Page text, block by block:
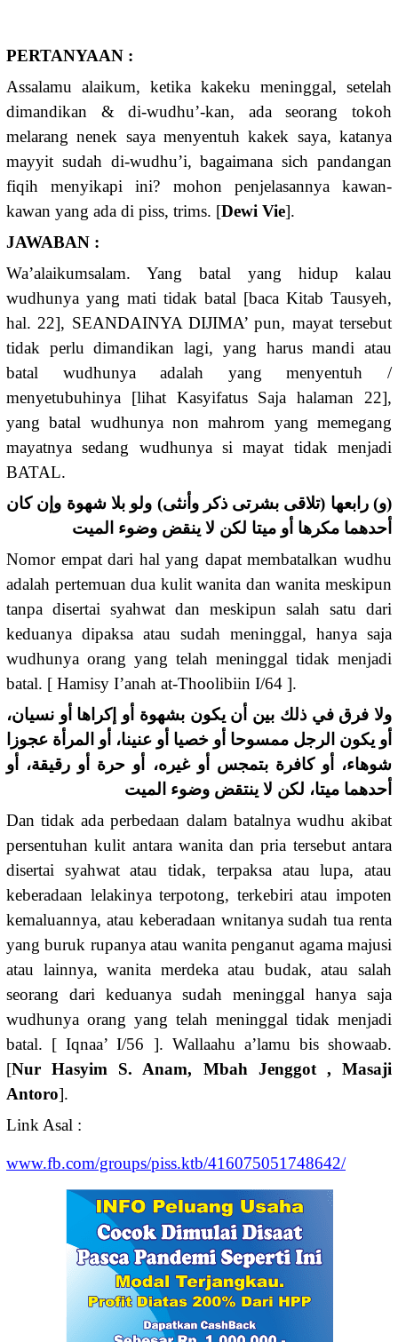
PERTANYAAN :
Assalamu alaikum, ketika kakeku meninggal, setelah
dimandikan & di-wudhu’-kan, ada seorang tokoh
melarang nenek saya menyentuh kakek saya, katanya
mayyit sudah di-wudhu’i, bagaimana sich pandangan
fiqih menyikapi ini? mohon penjelasannya kawan-
kawan yang ada di piss, trims. [Dewi Vie].
JAWABAN :
Wa’alaikumsalam. Yang batal yang hidup kalau
wudhunya yang mati tidak batal [baca Kitab Tausyeh,
hal. 22], SEANDAINYA DIJIMA’ pun, mayat tersebut
tidak perlu dimandikan lagi, yang harus mandi atau
batal wudhunya adalah yang menyentuh /
menyetubuhinya [lihat Kasyifatus Saja halaman 22],
yang batal wudhunya non mahrom yang memegang
mayatnya sedang wudhunya si mayat tidak menjadi
BATAL.
(و) رابعها (تلاقى بشرتى ذكر وأنثى) ولو بلا شهوة وإن كان
أحدهما مكرها أو ميتا لكن لا ينقض وضوء الميت
Nomor empat dari hal yang dapat membatalkan wudhu
adalah pertemuan dua kulit wanita dan wanita meskipun
tanpa disertai syahwat dan meskipun salah satu dari
keduanya dipaksa atau sudah meninggal, hanya saja
wudhunya orang yang telah meninggal tidak menjadi
batal. [ Hamisy I’anah at-Thoolibiin I/64 ].
ولا فرق في ذلك بين أن يكون بشهوة أو إكراها أو نسيان،
أو يكون الرجل ممسوحا أو خصيا أو عنينا، أو المرأة عجوزا
شوهاء، أو كافرة بتمجس أو غيره، أو حرة أو رقيقة، أو
أحدهما ميتا، لكن لا ينتقض وضوء الميت
Dan tidak ada perbedaan dalam batalnya wudhu akibat
persentuhan kulit antara wanita dan pria tersebut antara
disertai syahwat atau tidak, terpaksa atau lupa, atau
keberadaan lelakinya terpotong, terkebiri atau impoten
kemaluannya, atau keberadaan wnitanya sudah tua renta
yang buruk rupanya atau wanita penganut agama majusi
atau lainnya, wanita merdeka atau budak, atau salah
seorang dari keduanya sudah meninggal hanya saja
wudhunya orang yang telah meninggal tidak menjadi
batal. [ Iqnaa’ I/56 ]. Wallaahu a’lamu bis showaab.
[Nur Hasyim S. Anam, Mbah Jenggot , Masaji
Antoro].
Link Asal :
www.fb.com/groups/piss.ktb/416075051748642/